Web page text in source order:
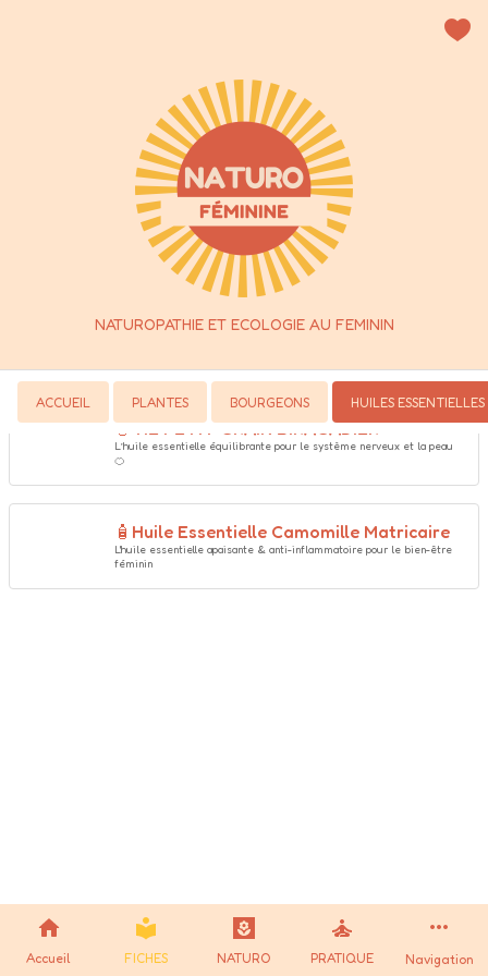
NATUROPATHIE ET ECOLOGIE AU FEMININ
ACCUEIL PLANTES BOURGEONS HUILES ESSENTIELLES
🧴 HE CITRON
🍋 La tonique digestive, circulatoire et purifiante pour la vitalité
féminine
🧴 HE LAVANDE FINE
L’huile essentielle apaisante & régénérante pour le bien-être
🧴 HE MENTHE POIVREE
🧴 HE PETIT GRAIN BIRAGADIER
L’huile essentielle équilibrante pour le système nerveux et la peau
🧴Huile Essentielle Camomille Matricaire
L'huile essentielle apaisante & anti-inflammatoire pour le bien-être
Accueil FICHES NATURO PRATIQUE Navigation